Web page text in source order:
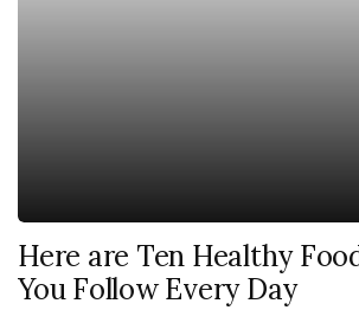
Here are Ten Healthy
You Follow Every Day